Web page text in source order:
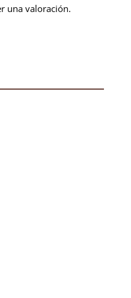
una valoración.